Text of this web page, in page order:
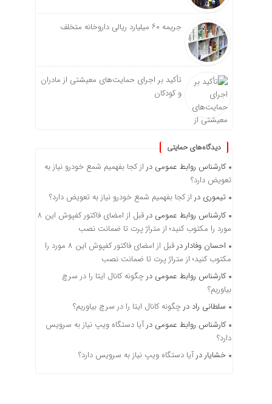
جریمه ۶۰ میلیارد ریالی داروخانه متخلف
تأکید بر اجرای حمایت‌های معیشتی از مادران
و کودکان
دیدگاه‌های حمایتی
کارشناس روابط عمومی در از کجا بفهمیم شمع خودرو نیاز به
تعویض دارد؟
تیموری در از کجا بفهمیم شمع خودرو نیاز به تعویض دارد؟
کارشناس روابط عمومی در
قبل از امضای فاکتور کفپوش این ۸
مورد را مکتوب کنید؛ از متراژ پرت تا ضمانت نصب
احسان وفادار در
قبل از امضای فاکتور کفپوش این ۸ مورد را
مکتوب کنید؛ از متراژ پرت تا ضمانت نصب
کارشناس روابط عمومی در چگونه کانال ایتا را در سرچ
بیاوریم؟
سلطانی راد در چگونه کانال ایتا را در سرچ بیاوریم؟
کارشناس روابط عمومی در آیا دستگاه ویپ نیاز به سرویس
دارد؟
خشایار در آیا دستگاه ویپ نیاز به سرویس دارد؟